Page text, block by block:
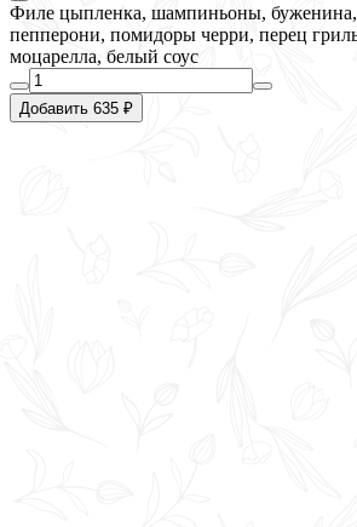
Филе цыпленка, шампиньоны, буженина,
пепперони, помидоры черри, перец
моцарелла, белый соус
Добавить 635 ₽